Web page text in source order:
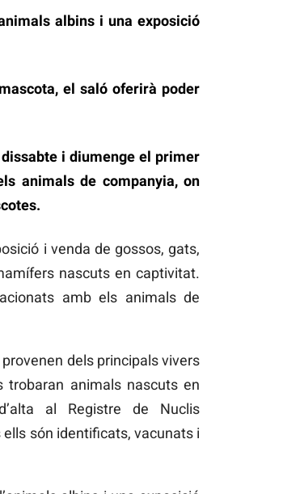
albins i una exposició
el saló oferirà poder
i diumenge el primer
animals de companyia, on
i venda de gossos, gats,
nascuts en captivitat.
amb els animals de
dels principals vivers
animals nascuts en
al Registre de Nuclis
són identificats, vacunats i